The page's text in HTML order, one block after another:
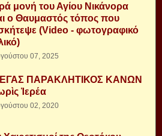
μονή του Αγίου Νικάνορα
ο Θαυμαστός τόπος που
(Video - φωτογραφικό
07, 2025
ΠΑΡΑΚΛΗΤΙΚΟΣ ΚΑΝΩΝ
Ἱερέα
02, 2020